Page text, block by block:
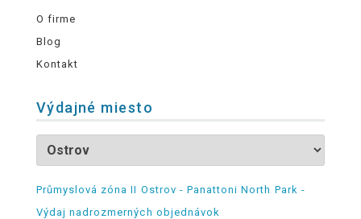
O firme
Blog
Kontakt
Výdajné miesto
Průmyslová zóna II Ostrov - Panattoni North Park -
Výdaj nadrozmerných objednávok